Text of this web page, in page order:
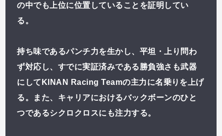
の中でも上位に位置していることを証明してい
る。
持ち味であるパンチ力を生かし、平坦・上り問わ
ず対応し、すでに実証済みである勝負強さも武器
にしてKINAN Racing Teamの主力に名乗りを上げ
る。また、キャリアにおけるバックボーンのひと
つであるシクロクロスにも注力する。